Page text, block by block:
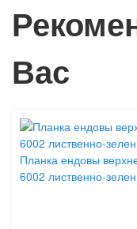
Вас
Планка ендовы
6002 лиственно-